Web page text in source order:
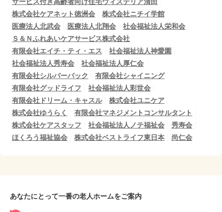
サービス付き高齢者向け住宅ウィステリア清田
株式会社ケアネット徳洲会
株式会社ニチイ学館
医療法人北武会
医療法人北翔会
社会福祉法人栄和会
Ｓ＆Ｎふれあいケアサービス株式会社
有限会社エイチ・ティ・エス
社会福祉法人神愛園
社会福祉法人秀寿会
社会福祉法人厚仁会
有限会社シルバーバック
有限会社シャイニング
有限会社グッドライフ
社会福祉法人彩世会
有限会社ドリーム・キャスル
株式会社ユニケア
株式会社ゆうらく
有限会社マネジメントコンサルタント
株式会社ケアスタッフ
社会福祉法人ノテ福祉会
秀寿会
ほくろう福祉協会
株式会社ベストライフ東日本 尚仁会
あなたにとって一番の老人ホームをご案内